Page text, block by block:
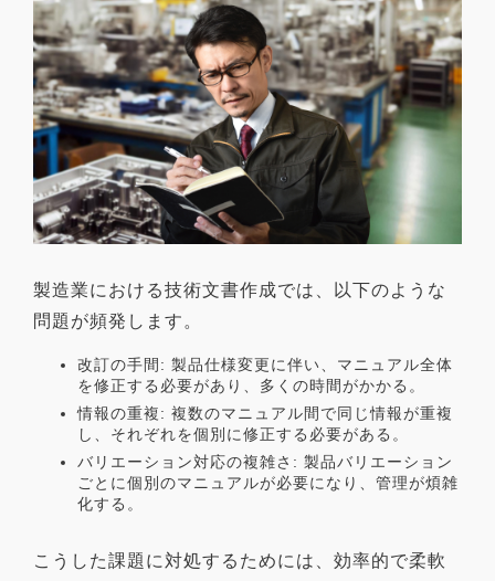
製造業における技術文書作成では、以下のような
問題が頻発します。
改訂の手間: 製品仕様変更に伴い、マニュアル全体
を修正する必要があり、多くの時間がかかる。
情報の重複: 複数のマニュアル間で同じ情報が重複
し、それぞれを個別に修正する必要がある。
バリエーション対応の複雑さ: 製品バリエーション
ごとに個別のマニュアルが必要になり、管理が煩雑
化する。
こうした課題に対処するためには、効率的で柔軟